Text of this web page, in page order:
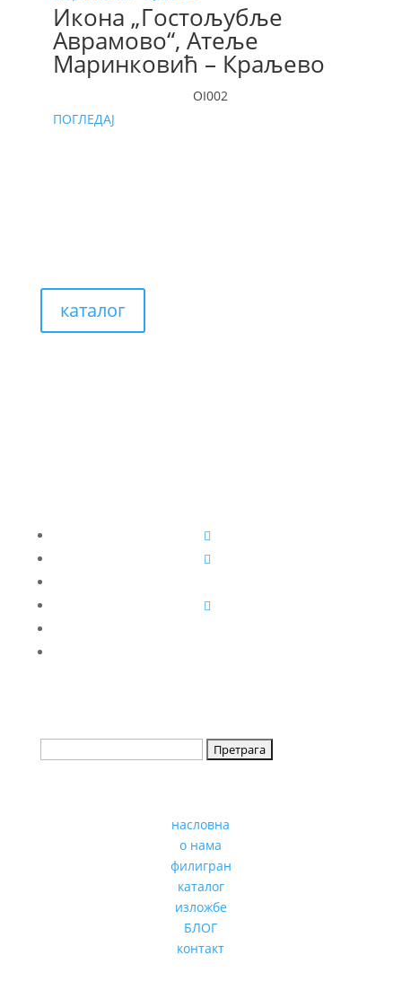
Икона „Гостољубље
Аврамово“, Атеље
Маринковић – Краљево
OI002
ПОГЛЕДАЈ
каталог
насловна
о нама
филигран
каталог
изложбе
БЛОГ
контакт